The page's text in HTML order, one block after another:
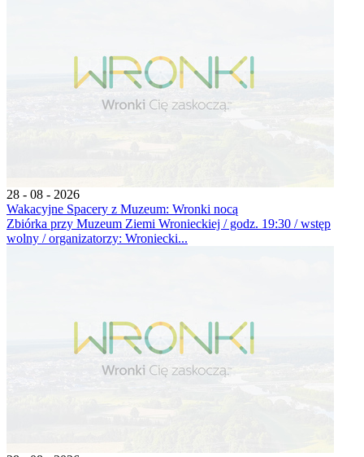
28 - 08 - 2026
Wakacyjne Spacery z Muzeum: Wronki nocą
Zbiórka przy Muzeum Ziemi Wronieckiej / godz. 19:30 / wstęp
wolny / organizatorzy: Wroniecki...